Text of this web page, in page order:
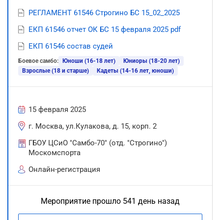
РЕГЛАМЕНТ 61546 Строгино БС 15_02_2025
ЕКП 61546 отчет ОК БС 15 февраля 2025 pdf
ЕКП 61546 состав судей
Боевое самбо: Юноши (16-18 лет)
Юниоры (18-20 лет)
Взрослые (18 и старше)
Кадеты (14-16 лет, юноши)
15 февраля 2025
г. Москва, ул.Кулакова, д. 15, корп. 2
ГБОУ ЦСиО "Самбо-70" (отд. "Строгино")
Москомспорта
Онлайн-регистрация
Мероприятие прошло 541 день назад